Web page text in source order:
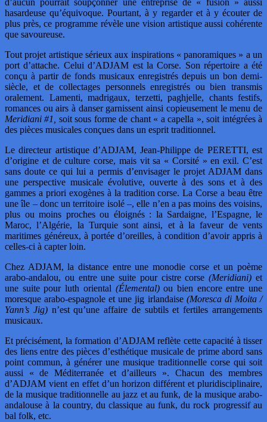
d’aucun pourrait soupçonner une entreprise de « fusion » aussi
hasardeuse qu’équivoque. Pourtant, à y regarder et à y écouter de
plus près, ce programme révèle une vision artistique aussi cohérente
que savoureuse.
Tout projet artistique sérieux aux inspirations « panoramiques » a un
port d’attache. Celui d’ADJAM est la Corse. Son répertoire a été
conçu à partir de fonds musicaux enregistrés depuis un bon demi-
siècle, et de collectages personnels enregistrés ou bien transmis
oralement. Lamenti, madrigaux, terzetti, paghjelle, chants festifs,
romances ou airs à danser garnissent ainsi copieusement le menu de
Meridiani #1,
soit sous forme de chant « a capella », soit intégrées à
des pièces musicales conçues dans un esprit traditionnel.
Le directeur artistique d’ADJAM, Jean-Philippe de PERETTI, est
d’origine et de culture corse, mais vit sa « Corsité » en exil. C’est
sans doute ce qui lui a permis d’envisager le projet ADJAM dans
une perspective musicale évolutive, ouverte à des sons et à des
gammes a priori exogènes à la tradition corse. La Corse a beau être
une île – donc un territoire isolé –, elle n’en a pas moins des voisins,
plus ou moins proches ou éloignés : la Sardaigne, l’Espagne, le
Maroc, l’Algérie, la Turquie sont ainsi, et à la faveur de vents
maritimes généreux, à portée d’oreilles, à condition d’avoir appris à
celles-ci à capter loin.
Chez ADJAM, la distance entre une monodie corse et un poème
arabo-andalou, ou entre une suite pour cistre corse(Meridiani) et
une suite pour luth oriental (Élemental)ou bien encore entre une
moresque arabo-espagnole et une jig irlandaise (Moresca di Moita /
Yann’s Jig)n’est qu’une affaire de subtils et fertiles arrangements
musicaux.
Et précisément, la formation d’ADJAM reflète cette capacité à tisser
des liens entre des pièces d’esthétique musicale de prime abord sans
point commun, à générer une musique traditionnelle corse qui soit
aussi « de Méditerranée et d’ailleurs ». Chacun des membres
d’ADJAM vient en effet d’un horizon différent et pluridisciplinaire,
de la musique traditionnelle au jazz et au funk, de la musique arabo-
andalouse à la country, du classique au funk, du rock progressif au
bal folk, etc.